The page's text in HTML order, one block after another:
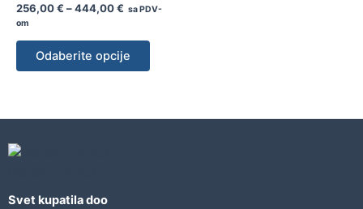
256,00€ –444,00€ sa PDV-
om
Odaberite opcije
Svet kupatila doo